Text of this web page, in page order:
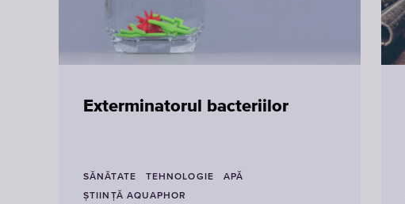
Exterminatorul bacteriilor
SĂNĂTATE TEHNOLOGIE
APĂ
ŞTIINŢĂ AQUAPHOR